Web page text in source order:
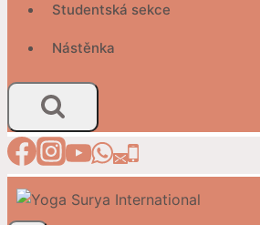
Studentská sekce
Nástěnka